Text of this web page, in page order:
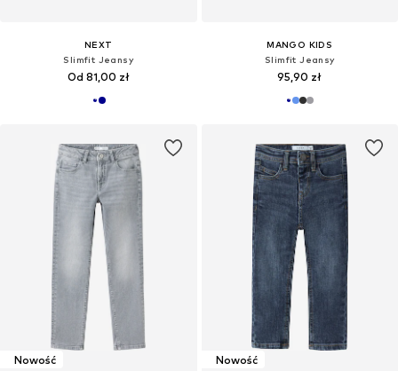
NEXT
Slimfit Jeansy
Od 81,00 zł
MANGO KIDS
Slimfit Jeansy
95,90 zł
Nowość Nowość